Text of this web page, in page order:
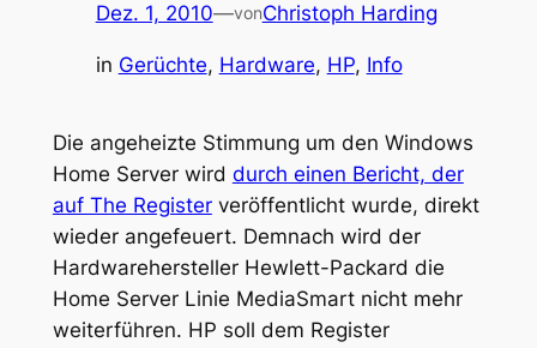
Dez. 1, 2010—vonChristoph Harding
in Gerüchte, Hardware, HP, Info
Die angeheizte Stimmung um den Windows
Home Server wird durch einen Bericht, der
auf The Registerveröffentlicht wurde, direkt
wieder angefeuert. Demnach wird der
Hardwarehersteller Hewlett-Packard die
Home Server Linie MediaSmart nicht mehr
weiterführen. HP soll dem Register